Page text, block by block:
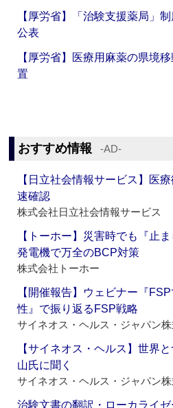
【厚労省】「治験支援薬局」
公表
【厚労省】医療用麻薬の県境
置
おすすめ情報 ‐AD‐
【日立社会情報サービス】医
速確認
株式会社日立社会情報サービス
【トーホー】災害時でも『止
発電機で万全のBCP対策
株式会社トーホー
【開催報告】ウェビナー『
性』で振り返るFSP戦略
サイネオス・ヘルス・ジャパン
【サイネオス・ヘルス】世界
山氏に聞く
サイネオス・ヘルス・ジャパン
治験文書の翻訳・ローカライ